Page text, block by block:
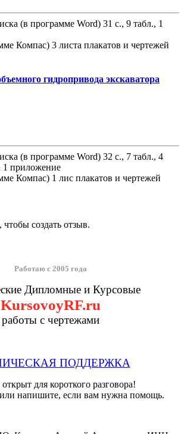
(в программе Word) 31 с., 9 табл., 1
Компас) 3 листа плакатов и чертежей
гидропривода экскаватора
(в программе Word) 32 с., 7 табл., 4
1 приложение
Компас) 1 лис плакатов и чертежей
чтобы создать отзыв.
Работаю с 2005 года
Дипломные и Курсовые
KursovoyRF.ru
работы с чертежами
ПОДДЕРЖКА
открыт для короткого разговора!
напишите, если вам нужна помощь.